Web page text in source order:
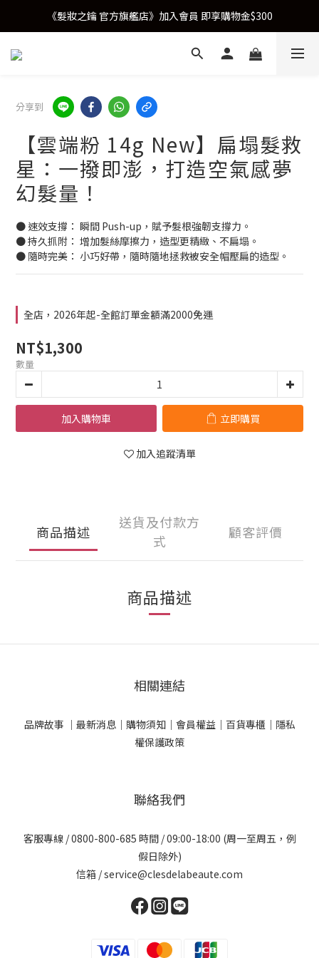
《髮妝之鑰 官方旗艦店》加入會員 即享購物金$300
分享到
【雲端粉 14g New】扁塌髮救
星：一撥即澎，打造空氣感夢
幻髮量！
● 速效支撐： 瞬間 Push-up，賦予髮根強韌支撐力。
● 持久抓附： 增加髮絲摩擦力，造型更精緻、不扁塌。
● 隨時完美： 小巧好帶，隨時隨地拯救被安全帽壓扁的造型。
全店，2026年起-全館訂單金額滿2000免運
NT$1,300
數量
加入購物車 立即購買
加入追蹤清單
商品描述
送貨及付款方
式
顧客評價
商品描述
相關連結
品牌故事 ｜ 最新消息｜ 購物須知｜ 會員權益｜ 百貨專櫃｜ 隱私
權保護政策
聯絡我們
客服專線 / 0800-800-685 時間 / 09:00-18:00 (周一至周五，例
假日除外)
信箱 / service@clesdelabeaute.com